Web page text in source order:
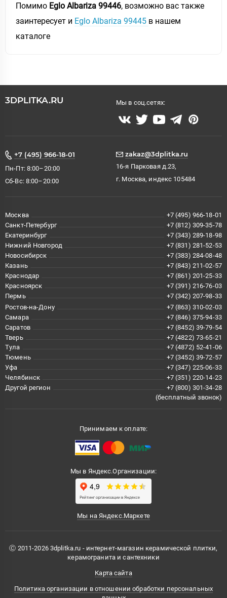
Помимо Eglo Albariza 99446, возможно вас также
заинтересует и Eglo Albariza 99445 в нашем
каталоге
3DPLITKA.RU Мы в соц.сетях:
+7 (495) 966-18-01
Пн-Пт: 8:00–20:00
Сб-Вс: 8:00–20:00
zakaz@3dplitka.ru
16-я Парковая д.23,
г. Москва, индекс 105484
Москва
+7 (495) 966-18-01
Санкт-Петербург
+7 (812) 309-35-78
Екатеринбург
+7 (343) 289-18-98
Нижний Новгород
+7 (831) 281-52-53
Новосибирск
+7 (383) 284-08-48
Казань
+7 (843) 211-02-57
Краснодар
+7 (861) 201-25-33
Красноярск
+7 (391) 216-76-03
Пермь
+7 (342) 207-98-33
Ростов-на-Дону
+7 (863) 310-02-03
Самара
+7 (846) 375-94-33
Саратов
+7 (8452) 39-79-54
Тверь
+7 (4822) 73-65-21
Тула
+7 (4872) 52-41-06
Тюмень
+7 (3452) 39-72-57
Уфа
+7 (347) 225-06-33
Челябинск
+7 (351) 220-14-23
Другой регион
+7 (800) 301-34-28
(бесплатный звонок)
Принимаем к оплате:
Мы в Яндекс.Организации:
Мы на Яндекс.Маркете
Ⓒ 2011-2026 3dplitka.ru - интернет-магазин керамической плитки,
керамогранита и сантехники
Карта сайта
Политика организации в отношении обработки персональных